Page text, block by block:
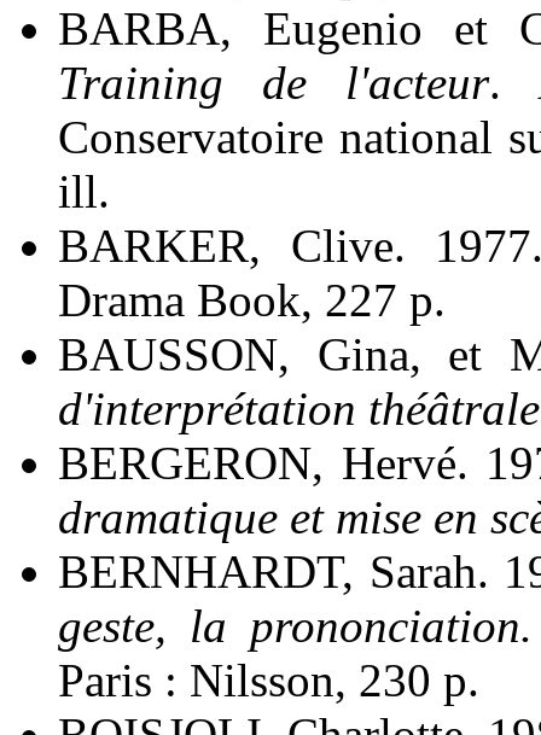
BARBA, Eugenio et
Training de l'acteur.
Conservatoire national
ill.
BARKER, Clive.
Drama Book, 227 p.
BAUSSON, Gina, et
d'interprétation
BERGERON, Hervé.
dramatique et mise en
BERNHARDT, Sarah.
geste, la prononciation.
Paris : Nilsson, 230 p.